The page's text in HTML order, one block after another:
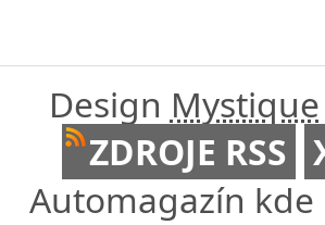
Design Mystique
ZDROJE RSS
Automagazín